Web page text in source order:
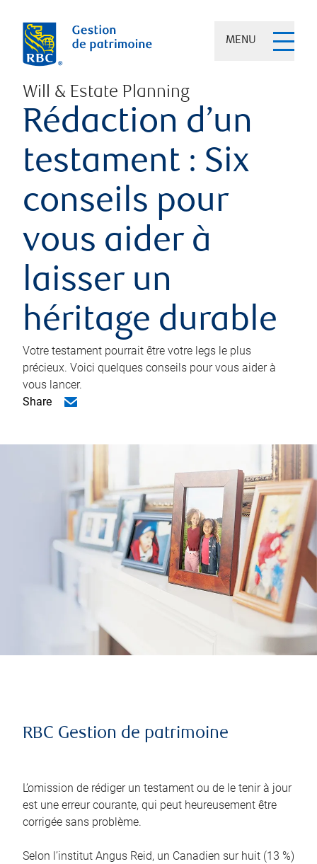
MENU
Will & Estate Planning
Rédaction d’un
testament : Six
conseils pour
vous aider à
laisser un
héritage durable
Votre testament pourrait être votre legs le plus
précieux. Voici quelques conseils pour vous aider à
vous lancer.
Share
RBC Gestion de patrimoine
L’omission de rédiger un testament ou de le tenir à jour
est une erreur courante, qui peut heureusement être
corrigée sans problème.
Selon l’institut Angus Reid, un Canadien sur huit (13 %)